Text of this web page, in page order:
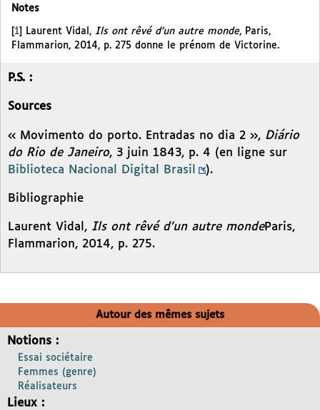
Notes
1 Laurent Vidal, Ils ont rêvé d’un autre monde, Paris,
Flammarion, 2014, p. 275 donne le prénom de Victorine.
P.S. :
Sources
« Movimento do porto. Entradas no dia 2 », Diário
do Rio de Janeiro, 3 juin 1843, p. 4 (en ligne sur
Biblioteca Nacional Digital Brasil
).
Bibliographie
Laurent Vidal, Ils ont rêvé d’un autre mondeParis,
Flammarion, 2014, p. 275.
Autour des mêmes sujets
Notions :
Essai sociétaire
Femmes (genre)
Réalisateurs
Lieux :